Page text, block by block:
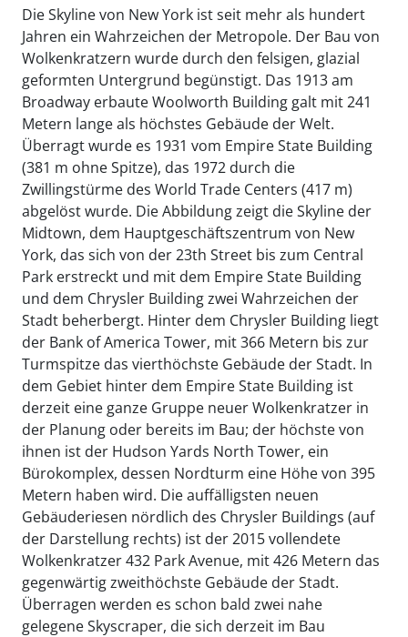
Die Skyline von New York ist seit mehr als hundert
Jahren ein Wahrzeichen der Metropole. Der Bau von
Wolkenkratzern wurde durch den felsigen, glazial
geformten Untergrund begünstigt. Das 1913 am
Broadway erbaute Woolworth Building galt mit 241
Metern lange als höchstes Gebäude der Welt.
Überragt wurde es 1931 vom Empire State Building
(381 m ohne Spitze), das 1972 durch die
Zwillingstürme des World Trade Centers (417 m)
abgelöst wurde. Die Abbildung zeigt die Skyline der
Midtown, dem Hauptgeschäftszentrum von New
York, das sich von der 23th Street bis zum Central
Park erstreckt und mit dem Empire State Building
und dem Chrysler Building zwei Wahrzeichen der
Stadt beherbergt. Hinter dem Chrysler Building liegt
der Bank of America Tower, mit 366 Metern bis zur
Turmspitze das vierthöchste Gebäude der Stadt. In
dem Gebiet hinter dem Empire State Building ist
derzeit eine ganze Gruppe neuer Wolkenkratzer in
der Planung oder bereits im Bau; der höchste von
ihnen ist der Hudson Yards North Tower, ein
Bürokomplex, dessen Nordturm eine Höhe von 395
Metern haben wird. Die auffälligsten neuen
Gebäuderiesen nördlich des Chrysler Buildings (auf
der Darstellung rechts) ist der 2015 vollendete
Wolkenkratzer 432 Park Avenue, mit 426 Metern das
gegenwärtig zweithöchste Gebäude der Stadt.
Überragen werden es schon bald zwei nahe
gelegene Skyscraper, die sich derzeit im Bau